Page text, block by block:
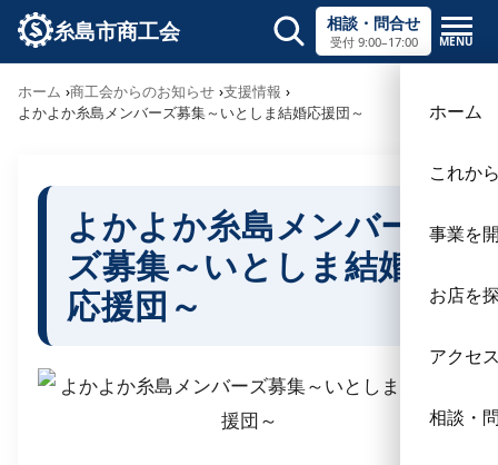
糸島市商工会 相談・問合せ
受付 9:00–17:00 MENU
サイト内検索
ホーム
これか
事業を
お店を
アクセ
相談・
ホーム 商工会からのお知らせ 支援情報
よかよか糸島メンバーズ募集～いとしま結婚応援団～
よかよか糸島メンバー
ズ募集～いとしま結婚
応援団～